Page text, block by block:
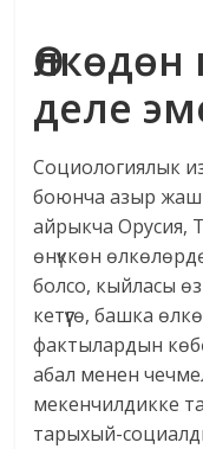
деле
Социологиялык
боюнча азыр
айрыкча Орусия,
өнүккөн
болсо, кыйласы
кетүүгө, башка
фактылардын
абал менен
мекенчилдикке
тарыхый-